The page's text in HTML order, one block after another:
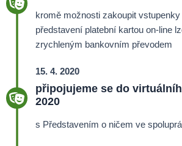
kromě možnosti zakoupit vstupenky
představení platební kartou on-line
zrychleným bankovním převodem
15. 4. 2020
připojujeme se do
2020
s Představením o ničem ve